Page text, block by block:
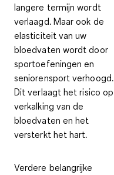
langere termijn wordt
verlaagd. Maar ook de
elasticiteit van uw
bloedvaten wordt door
sportoefeningen en
seniorensport verhoogd.
Dit verlaagt het risico op
verkalking van de
bloedvaten en het
versterkt het hart.
Verdere belangrijke